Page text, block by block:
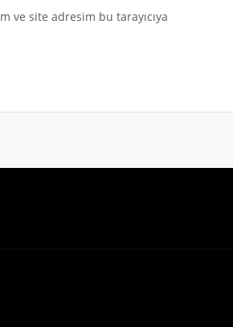
ve site adresim bu tarayıcıya